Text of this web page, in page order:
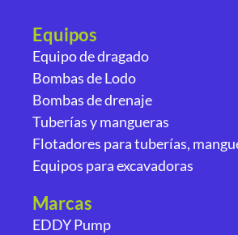
Equipos
Equipo de dragado
Bombas de Lodo
Bombas de drenaje
Tuberías y mangueras
Flotadores para tuberías,
Equipos para excavadoras
Marcas
EDDY Pump